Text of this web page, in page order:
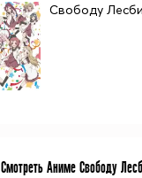
Cвободу
Смотреть Аниме Свободу